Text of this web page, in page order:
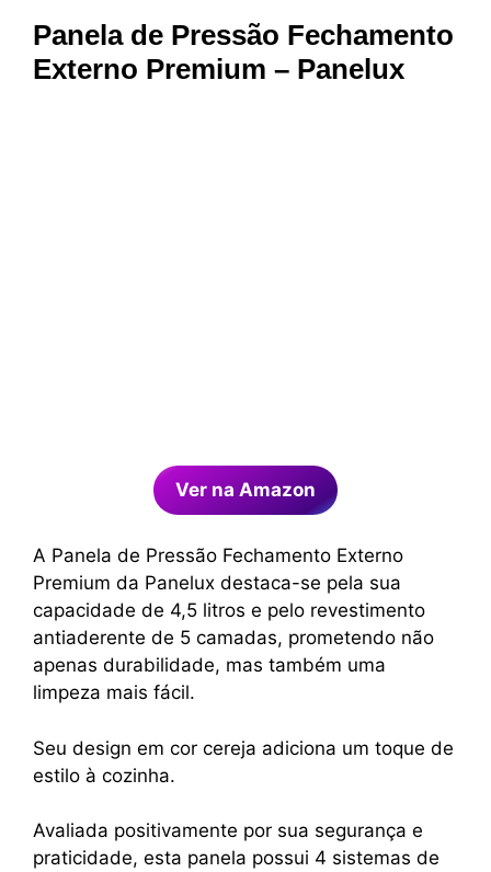
Panela de Pressão Fechamento
Externo Premium – Panelux
Ver na Amazon
A Panela de Pressão Fechamento Externo
Premium da Panelux destaca-se pela sua
capacidade de 4,5 litros e pelo revestimento
antiaderente de 5 camadas, prometendo não
apenas durabilidade, mas também uma
limpeza mais fácil.
Seu design em cor cereja adiciona um toque de
estilo à cozinha.
Avaliada positivamente por sua segurança e
praticidade, esta panela possui 4 sistemas de